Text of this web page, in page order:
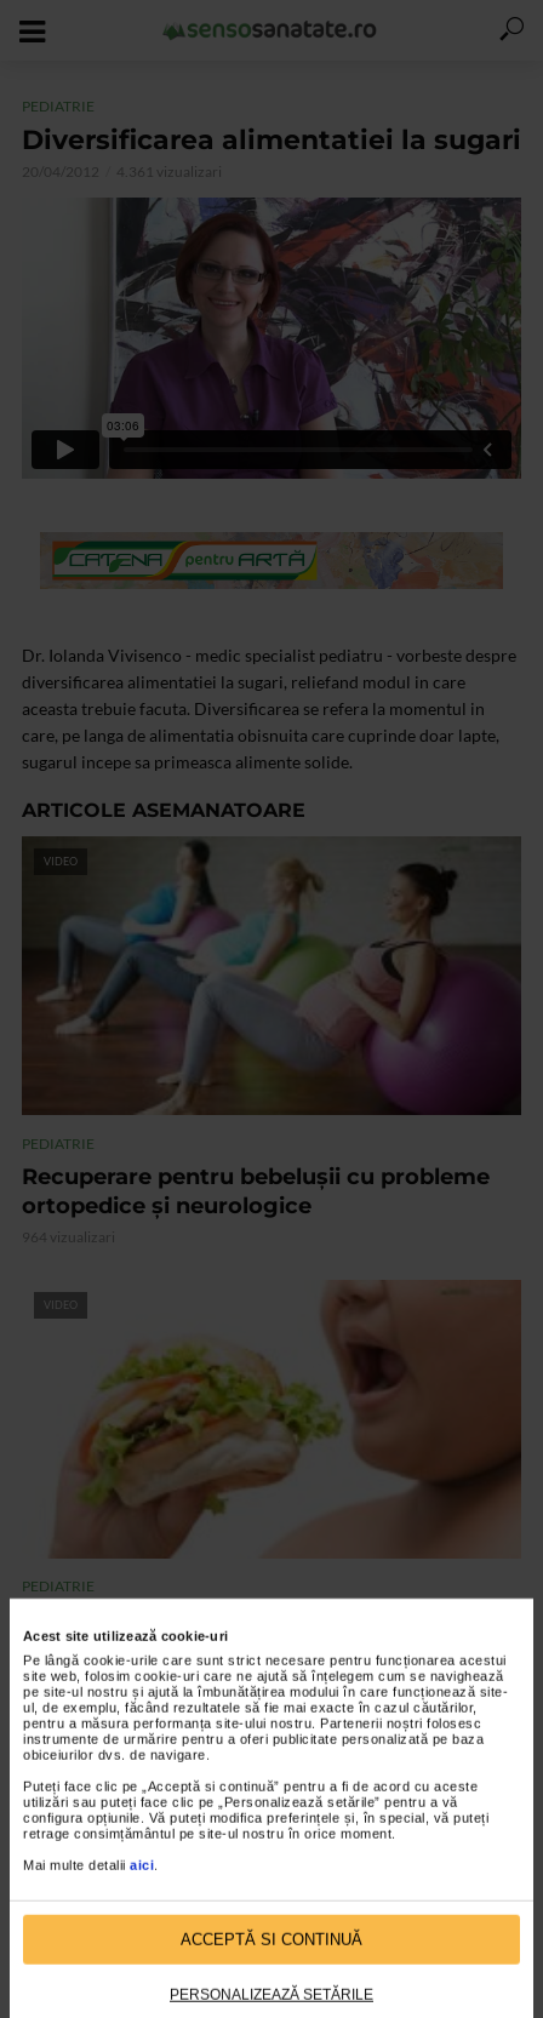
Acest site utilizează cookie-uri
Pe lângă cookie-urile care sunt strict necesare pentru funcționarea acestui
site web, folosim cookie-uri care ne ajută să înțelegem cum se navighează
pe site-ul nostru și ajută la îmbunătățirea modului în care funcționează site-
ul, de exemplu, făcând rezultatele să fie mai exacte în cazul căutărilor,
pentru a măsura performanța site-ului nostru. Partenerii noștri folosesc
instrumente de urmărire pentru a oferi publicitate personalizată pe baza
obiceiurilor dvs. de navigare.
Puteți face clic pe „Acceptă si continuă” pentru a fi de acord cu aceste
utilizări sau puteți face clic pe „Personalizează setările” pentru a vă
configura opțiunile. Vă puteți modifica preferințele și, în special, vă puteți
retrage consimțământul pe site-ul nostru în orice moment.
Mai multe detalii aici.
ACCEPTĂ SI CONTINUĂ
PERSONALIZEAZĂ SETĂRILE
PEDIATRIE
Diversificarea alimentatiei la sugari
20/04/2012 4.361 vizualizari
Dr. Iolanda Vivisenco - medic specialist pediatru - vorbeste despre
diversificarea alimentatiei la sugari, reliefand modul in care
aceasta trebuie facuta. Diversificarea se refera la momentul in
care, pe langa de alimentatia obisnuita care cuprinde doar lapte,
sugarul incepe sa primeasca alimente solide.
ARTICOLE ASEMANATOARE
VIDEO
PEDIATRIE
Recuperare pentru bebelușii cu probleme
ortopedice și neurologice
964 vizualizari
VIDEO
PEDIATRIE
kinetoterapiei
1.916 vizualizari
VIDEO